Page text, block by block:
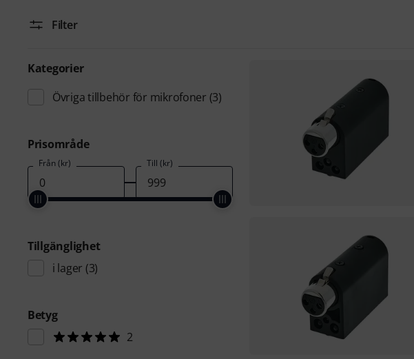
Filter
Kategorier
Övriga tillbehör för mikrofoner (3)
Prisområde
Från (kr) Till (kr)
Tillgänglighet
i lager (3)
Betyg
2